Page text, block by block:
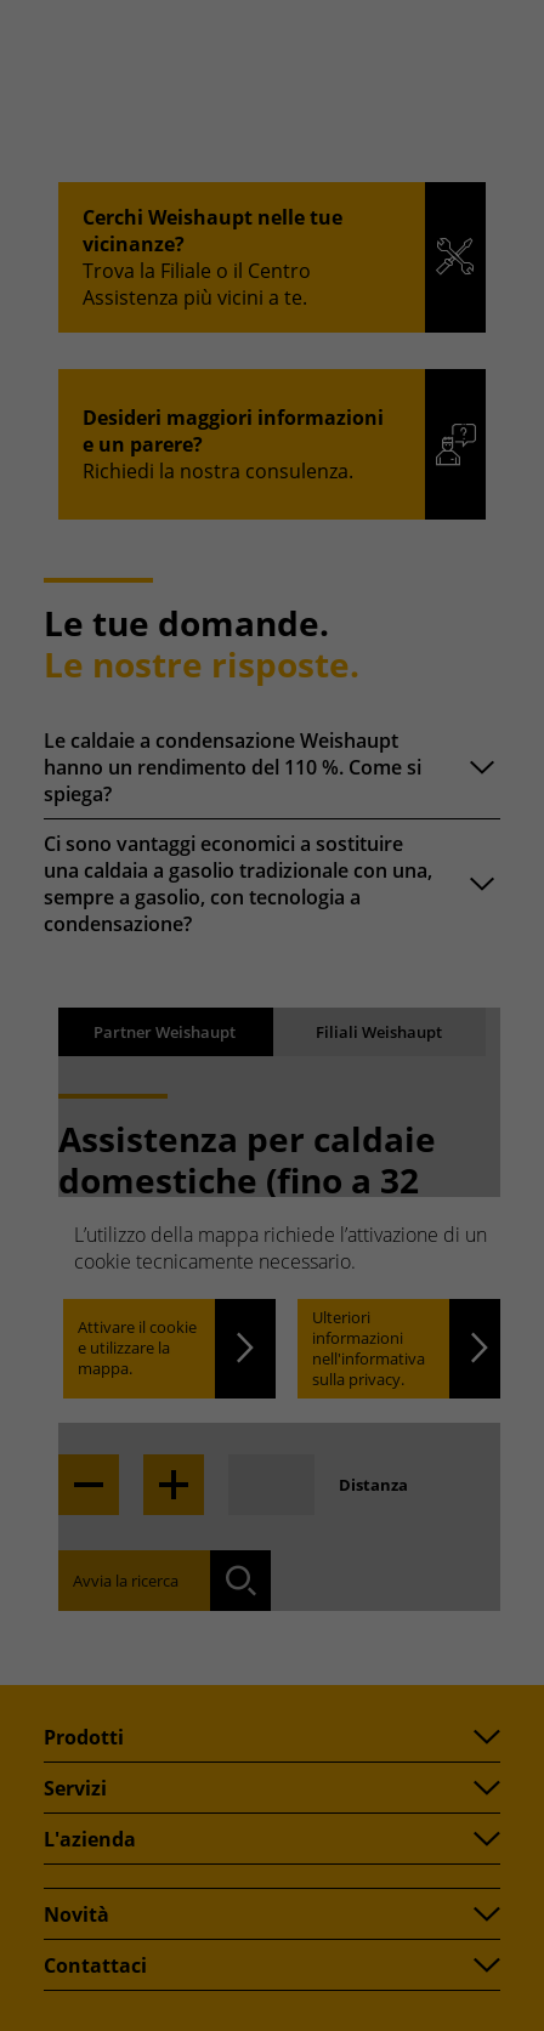
Cerchi Weishaupt nelle tue
vicinanze?
Trova la Filiale o il Centro
Assistenza più vicini a te.
Desideri maggiori informazioni
e un parere?
Richiedi la nostra consulenza.
Le tue domande.
Le nostre risposte.
Le caldaie a condensazione Weishaupt
hanno un rendimento del 110 %. Come si
spiega?
Ci sono vantaggi economici a sostituire
una caldaia a gasolio tradizionale con una,
sempre a gasolio, con tecnologia a
condensazione?
L’utilizzo della mappa richiede l’attivazione di un
cookie tecnicamente necessario.
Attivare il cookie
e utilizzare la
mappa.
Ulteriori
informazioni
nell'informativa
sulla privacy.
Partner Weishaupt Filiali Weishaupt
Assistenza per caldaie
domestiche (fino a 32
kW)
Ricerca rapida. Facile da
trovare.
Locate
Distanza
Avvia la ricerca
BackRisultati
I risultati vengono caricati
Prodotti
Servizi
L'azienda
Novità
Contattaci